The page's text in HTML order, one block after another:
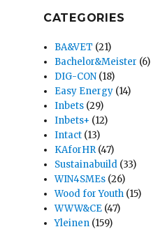
CATEGORIES
BA&VET (21)
Bachelor&Meister (6)
DIG-CON (18)
Easy Energy (14)
Inbets (29)
Inbets+ (12)
Intact (13)
KAforHR(47)
Sustainabuild (33)
WIN4SMEs (26)
Wood for Youth (15)
WWW&CE (47)
Yleinen (159)